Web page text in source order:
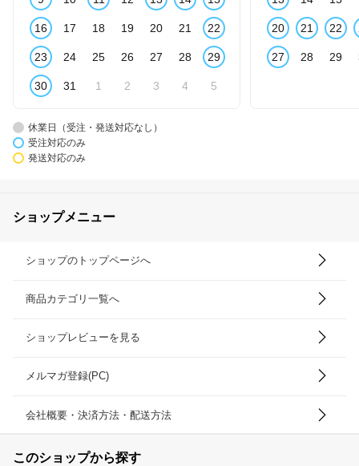
16 17 18 19 20 21 22
23 24 25 26 27 28 29
30 31 1 2 3 4 5
20 21 22
27 28 29
休業日（受注・発送対応なし）
受注対応のみ
発送対応のみ
ショップメニュー
ショップのトップページへ
商品カテゴリ一覧へ
ショップレビューを見る
メルマガ登録(PC)
会社概要・決済方法・配送方法
このショップから探す